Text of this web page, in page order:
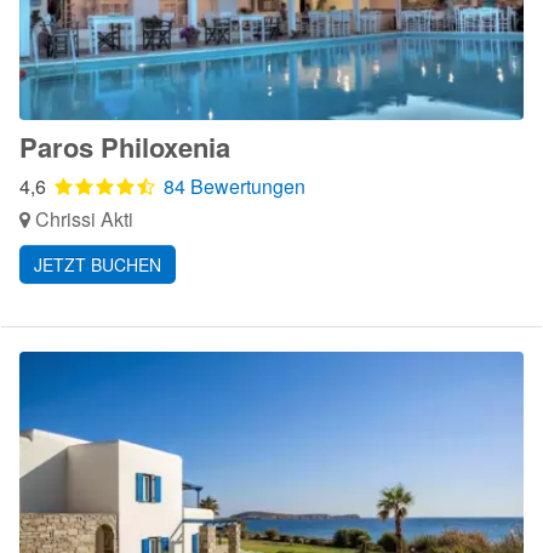
Paros Philoxenia
4,6
84 Bewertungen
Chrissi Akti
JETZT BUCHEN